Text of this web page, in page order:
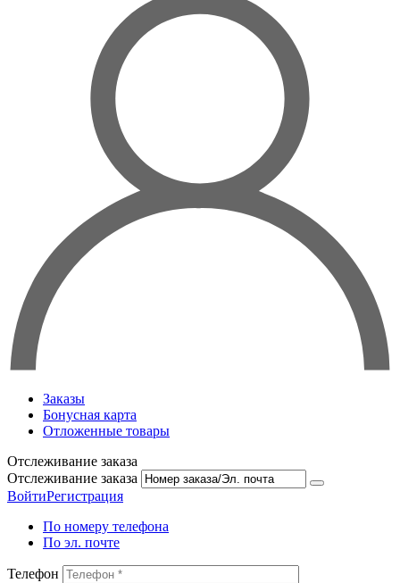
Заказы
Бонусная карта
Отложенные товары
Отслеживание заказа
Отслеживание заказа
ВойтиРегистрация
По номеру телефона
По эл. почте
Телефон